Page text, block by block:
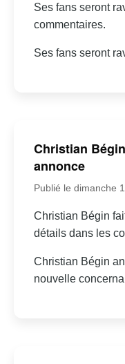
Ses fans seront
commentaires.
Ses fans seront
Christian
annonce
Publié le dimanche
Christian Bégin
détails dans les
Christian Bégin
nouvelle